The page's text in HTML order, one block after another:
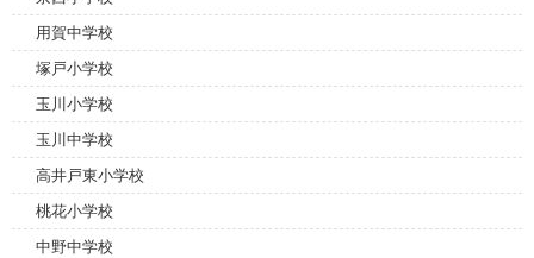
用賀中学校
塚戸小学校
玉川小学校
玉川中学校
高井戸東小学校
桃花小学校
中野中学校